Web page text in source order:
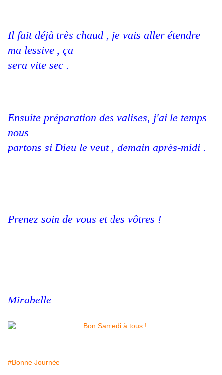
Il fait déjà très chaud , je vais aller étendre
ma lessive , ça
sera vite sec .
Ensuite préparation des valises, j'ai le temps
nous
partons si Dieu le veut , demain après-midi .
Prenez soin de vous et des vôtres !
Mirabelle
#Bonne Journée